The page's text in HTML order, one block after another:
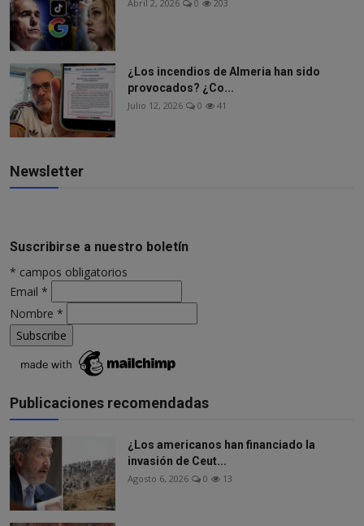
Abril 2, 2026 0 203
¿Los incendios de Almeria han sido
provocados? ¿Co...
Julio 12, 2026 0 41
Newsletter
Suscribirse a nuestro boletín
* campos obligatorios
Email *
Nombre *
Publicaciones recomendadas
¿Los americanos han financiado la
invasión de Ceut...
Agosto 6, 2026 0 13